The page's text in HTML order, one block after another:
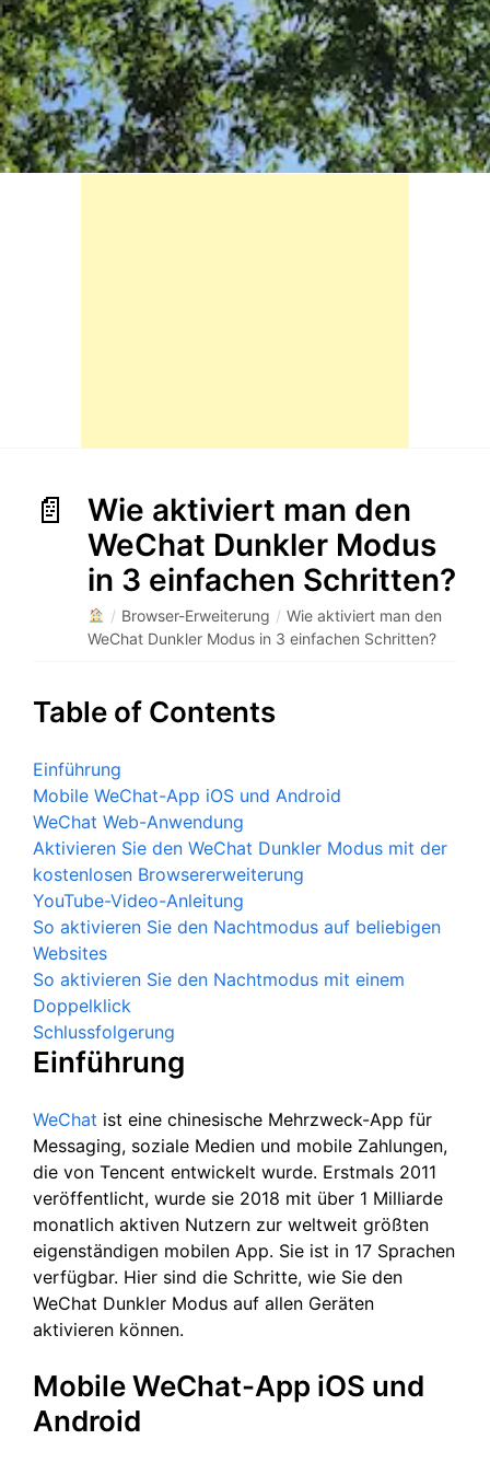
Wie aktiviert man den
WeChat Dunkler Modus
in 3 einfachen Schritten?
/ Browser-Erweiterung / Wie aktiviert man den
WeChat Dunkler Modus in 3 einfachen Schritten?
Table of Contents
Einführung
Mobile WeChat-App iOS und Android
WeChat Web-Anwendung
Aktivieren Sie den WeChat Dunkler Modus mit der
kostenlosen Browsererweiterung
YouTube-Video-Anleitung
So aktivieren Sie den Nachtmodus auf beliebigen
Websites
So aktivieren Sie den Nachtmodus mit einem
Doppelklick
Schlussfolgerung
Einführung
WeChat ist eine chinesische Mehrzweck-App für
Messaging, soziale Medien und mobile Zahlungen,
die von Tencent entwickelt wurde. Erstmals 2011
veröffentlicht, wurde sie 2018 mit über 1 Milliarde
monatlich aktiven Nutzern zur weltweit größten
eigenständigen mobilen App. Sie ist in 17 Sprachen
verfügbar. Hier sind die Schritte, wie Sie den
WeChat Dunkler Modus auf allen Geräten
aktivieren können.
Mobile WeChat-App iOS und
Android